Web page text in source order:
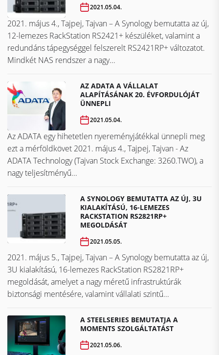
2021.05.04.
2021. május 4., Tajpej, Tajvan – A Synology bemutatta az új,
12-lemezes RackStation RS2421+ készüléket, valamint a
redundáns tápegységgel felszerelt RS2421RP+ változatot.
Mindkét NAS rendszer a nagy...
AZ ADATA A VÁLLALAT
ALAPÍTÁSÁNAK 20. ÉVFORDULÓJÁT
ÜNNEPLI
2021.05.04.
Az ADATA egy hihetetlen nyereményjátékkal ünnepli meg
ezt a mérföldkövet ​​​​​​​2021. május 4., Tajpej, Tajvan - Az
ADATA Technology (Tajvan Stock Exchange: 3260.TWO), a
nagy teljesítményű...
A SYNOLOGY BEMUTATTA AZ ÚJ, 3U
KIALAKÍTÁSÚ, 16-LEMEZES
RACKSTATION RS2821RP+
MEGOLDÁSÁT
2021.05.05.
2021. május 5., Tajpej, Tajvan – A Synology bemutatta az új,
3U kialakítású, 16-lemezes RackStation RS2821RP+
megoldását, amelyet a nagy méretű infrastruktúrák
biztonsági mentésére, valamint vállalati szintű...
A STEELSERIES BEMUTATJA A
MOMENTS SZOLGÁLTATÁST
2021.05.06.